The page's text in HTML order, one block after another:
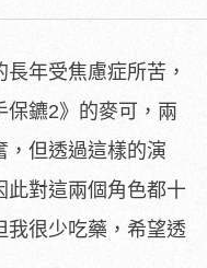
年受焦慮症所苦，
鑣2》的麥可， 兩
，但透過這樣的演
此對這兩個角色都十
我很少吃藥，希望透